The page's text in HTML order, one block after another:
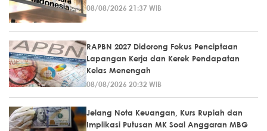
08/08/2026 21:37 WIB
RAPBN 2027 Didorong Fokus Penciptaan
Lapangan Kerja dan Kerek Pendapatan
Kelas Menengah
08/08/2026 20:32 WIB
Jelang Nota Keuangan, Kurs Rupiah dan
Implikasi Putusan MK Soal Anggaran MBG